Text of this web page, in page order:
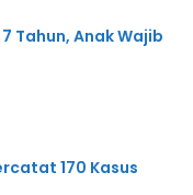
Tahun, Anak Wajib
170 Kasus